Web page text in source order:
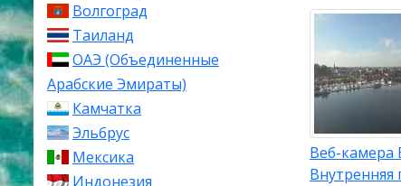
Волгоград
Таиланд
ОАЭ (Объединенные
Арабские Эмираты)
Камчатка
Эльбрус
Мексика
Индонезия
Веб-камера
Внутренняя